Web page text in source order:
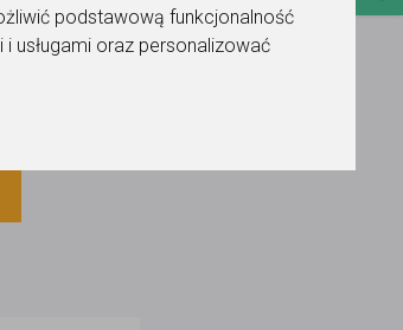
podstawową funkcjonalność
usługami oraz personalizować